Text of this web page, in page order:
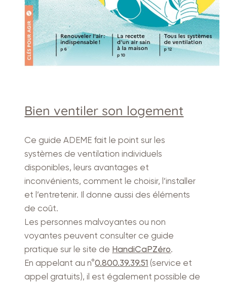
Bien ventiler son logement
Ce guide ADEME fait le point sur les
systèmes de ventilation individuels
disponibles, leurs avantages et
inconvénients, comment le choisir, l’installer
et l’entretenir. Il donne aussi des éléments
de coût.
Les personnes malvoyantes ou non
voyantes peuvent consulter ce guide
pratique sur le site de HandiCaPZéro.
En appelant au n°0.800.39.39.51 (service et
appel gratuits), il est également possible de